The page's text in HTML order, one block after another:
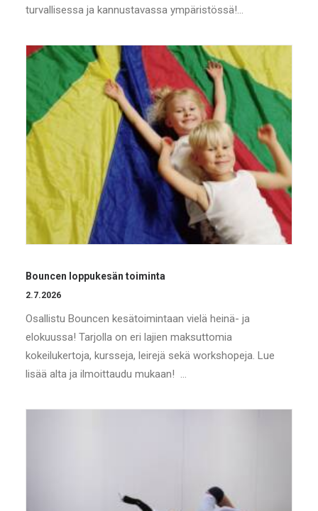
turvallisessa ja kannustavassa ympäristössä!…
Bouncen loppukesän toiminta
2.7.2026
Osallistu Bouncen kesätoimintaan vielä heinä- ja
elokuussa! Tarjolla on eri lajien maksuttomia
kokeilukertoja, kursseja, leirejä sekä workshopeja. Lue
lisää alta ja ilmoittaudu mukaan! …